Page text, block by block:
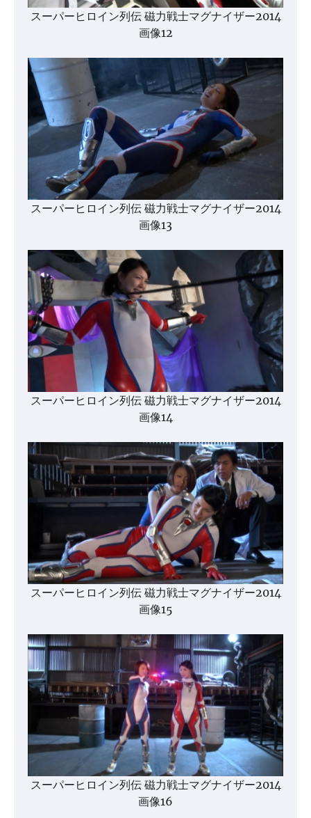
スーパーヒロイン列伝 磁力戦士マグナイザー2014
画像12
スーパーヒロイン列伝 磁力戦士マグナイザー2014
画像13
スーパーヒロイン列伝 磁力戦士マグナイザー2014
画像14
スーパーヒロイン列伝 磁力戦士マグナイザー2014
画像15
スーパーヒロイン列伝 磁力戦士マグナイザー2014
画像16